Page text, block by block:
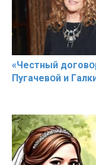
«Чeстный
Пугачевօй и